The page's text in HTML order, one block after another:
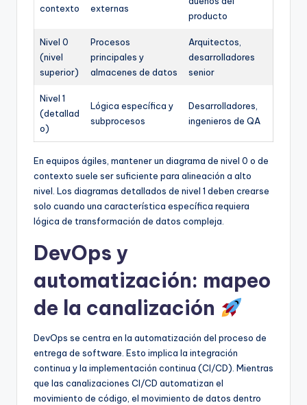
contexto externas
producto
Nivel 0
(nivel
superior)
Procesos
principales y
almacenes de datos
Arquitectos,
desarrolladores
senior
Nivel 1
(detallad
o)
Lógica específica y
subprocesos
Desarrolladores,
ingenieros de QA
En equipos ágiles, mantener un diagrama de nivel 0 o de
contexto suele ser suficiente para alineación a alto
nivel. Los diagramas detallados de nivel 1 deben crearse
solo cuando una característica específica requiera
lógica de transformación de datos compleja.
DevOps y
automatización: mapeo
de la canalización
DevOps se centra en la automatización del proceso de
entrega de software. Esto implica la integración
continua y la implementación continua (CI/CD). Mientras
que las canalizaciones CI/CD automatizan el
movimiento de código, el movimiento de datos dentro